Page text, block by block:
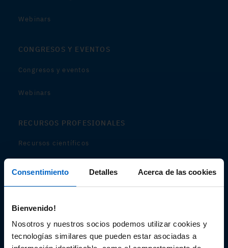
Consentimiento Detalles Acerca de las cookies
Bienvenido!
Nosotros y nuestros socios podemos utilizar cookies y
tecnologías similares que pueden estar asociadas a
Webinars
CONGRESOS Y EVENTOS
Congresos y eventos
Webinars
RECURSOS PROFESIONALES
Recursos científicos
Audiovisual
Espacio de Información Médica